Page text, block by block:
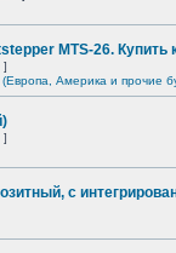
MTS-26. Купить
]
Америка и прочие
]
с